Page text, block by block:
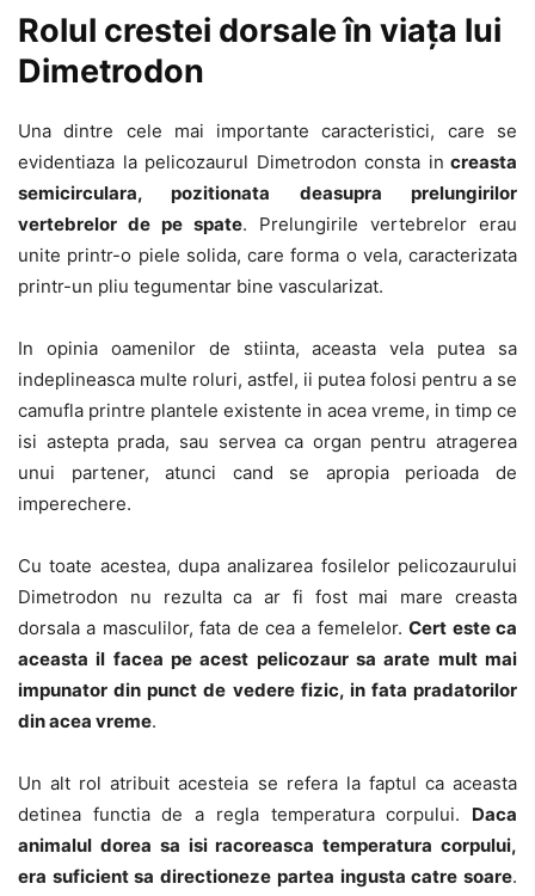
Rolul crestei dorsale în viața lui
Dimetrodon
Una dintre cele mai importante caracteristici, care se
evidentiaza la pelicozaurul Dimetrodon consta in creasta
semicirculara, pozitionata deasupra prelungirilor
vertebrelor de pe spate. Prelungirile vertebrelor erau
unite printr-o piele solida, care forma o vela, caracterizata
printr-un pliu tegumentar bine vascularizat.
In opinia oamenilor de stiinta, aceasta vela putea sa
indeplineasca multe roluri, astfel, ii putea folosi pentru a se
camufla printre plantele existente in acea vreme, in timp ce
isi astepta prada, sau servea ca organ pentru atragerea
unui partener, atunci cand se apropia perioada de
imperechere.
Cu toate acestea, dupa analizarea fosilelor pelicozaurului
Dimetrodon nu rezulta ca ar fi fost mai mare creasta
dorsala a masculilor, fata de cea a femelelor.Cert este ca
aceasta il facea pe acest pelicozaur sa arate mult mai
impunator din punct de vedere fizic, in fata pradatorilor
din acea vreme.
Un alt rol atribuit acesteia se refera la faptul ca aceasta
detinea functia de a regla temperatura corpului. Daca
animalul dorea sa isi racoreasca temperatura corpului,
era suficient sa directioneze partea ingusta catre soare.